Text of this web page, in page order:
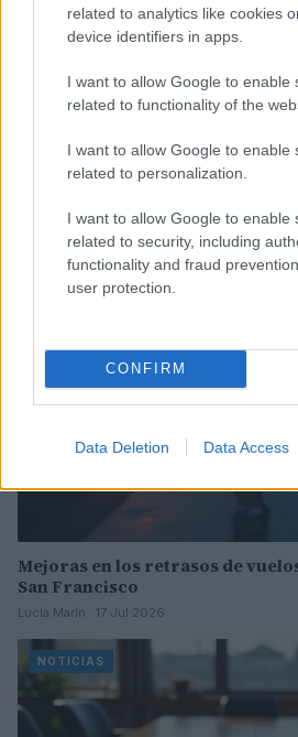
related to analytics like cookies
device identifiers in apps.
I want to allow Google to enable
related to functionality of the
I want to allow Google to enable
related to personalization.
I want to allow Google to enable
related to security, including
functionality and fraud
user protection.
CONFIRM
Data Deletion Data Access
Incidente de fuego en la
Murtala Muhammed en Lagos
Lucía Marín · 4 Ago 2026
NOTICIAS
Mejoras en los retrasos de
San Francisco
Lucía Marín · 17 Jul 2026
NOTICIAS